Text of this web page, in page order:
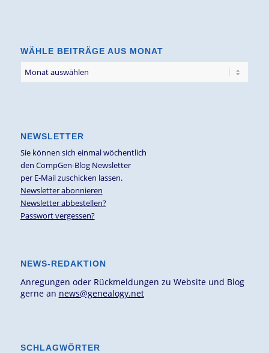
WÄHLE BEITRÄGE AUS MONAT
NEWSLETTER
Sie können sich einmal wöchentlich
den CompGen-Blog Newsletter
per E-Mail zuschicken lassen.
Newsletter abonnieren
Newsletter abbestellen?
Passwort vergessen?
NEWS-REDAKTION
Anregungen oder Rückmeldungen zu Website und Blog
gerne an news@genealogy.net
SCHLAGWÖRTER